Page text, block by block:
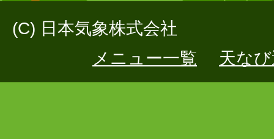
(C) 日本気象株式会社
メニュー一覧
天な